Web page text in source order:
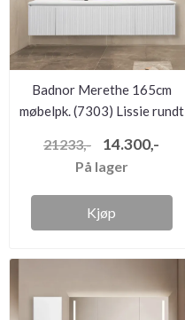
Badnor Merethe 165cm
møbelpk. (7303) Lissie rundt
21233,- 14.300,-
På lager
Kjøp